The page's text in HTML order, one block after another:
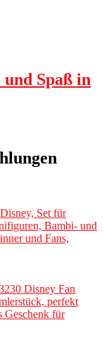
Spaß in
Set für
Bambi- und
und Fans,
Disney Fan
perfekt
Geschenk für